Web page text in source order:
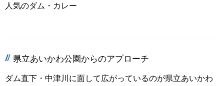
人気のダム・カレー
県立あいかわ公園からのアプローチ
ダム直下・中津川に面して広がっているのが県立あいかわ